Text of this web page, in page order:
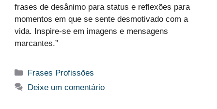
frases de desânimo para status e reflexões para
momentos em que se sente desmotivado com a
vida. Inspire-se em imagens e mensagens
marcantes.”
Categorias
Frases Profissões
Deixe um comentário